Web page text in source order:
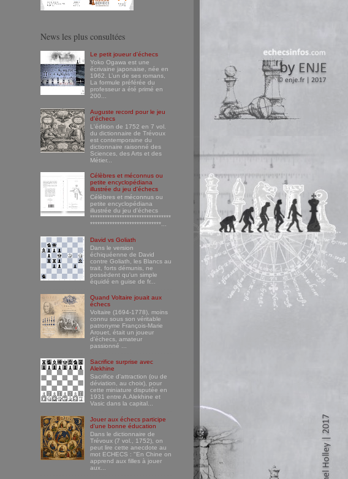
News les plus consultées
Le petit joueur d'échecs
Yoko Ogawa est une
écrivaine japonaise, née en
1962. L’un de ses romans,
La formule préférée du
professeur a été primé en
200...
Auguste record pour le jeu
d'échecs
L'édition de 1752 en 7 vol.
du dictionnaire de Trévoux
est contemporaine du
dictionnaire raisonné des
Sciences, des Arts et des
Métier...
Célèbres et méconnus ou
petite encyclopédiana
illustrée du jeu d'échecs
Célèbres et méconnus ou
petite encyclopédiana
illustrée du jeu d'échecs
*********************************
*****************************...
David vs Goliath
Dans le version
échiquéenne de David
contre Goliath, les Blancs au
trait, forts démunis, ne
possèdent qu'un simple
équidé en guise de fr...
Quand Voltaire jouait aux
échecs
Voltaire (1694-1778), moins
connu sous son véritable
patronyme François-Marie
Arouet, était un joueur
d'échecs, amateur
passionné ...
Sacrifice surprise avec
Alekhine
Sacrifice d'attraction (ou de
déviation, au choix), pour
cette miniature disputée en
1931 entre A.Alekhine et
Vasic dans la capital...
Jouer aux échecs participe
d'une bonne éducation
Dans le dictionnaire de
Trévoux (7 vol., 1752), on
peut lire cette anecdote au
mot ECHECS : "En Chine on
apprend aux filles à jouer
aux...